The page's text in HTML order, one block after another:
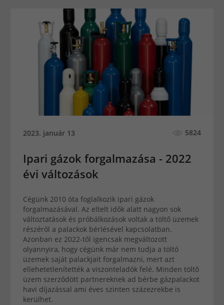
2023. január 13 5824
Ipari gázok forgalmazása - 2022
évi változások
Cégünk 2010 óta foglalkozik ipari gázok
forgalmazásával. Az eltelt idők alatt nagyon sok
változtatások és próbálkozások voltak a töltő üzemek
részéről a palackok bérlésével kapcsolatban.
Azonban ez 2022-től igencsak megváltozott
olyannyira, hogy cégünk már nem tudja a töltő
üzemek saját palackjait forgalmazni, mert azt
ellehetetlenítették a viszonteladók felé. Minden töltő
üzem szerződött partnereknek ad bérbe gázpalackot
havi díjazással ami éves szinten százezrekbe is
kerülhet.